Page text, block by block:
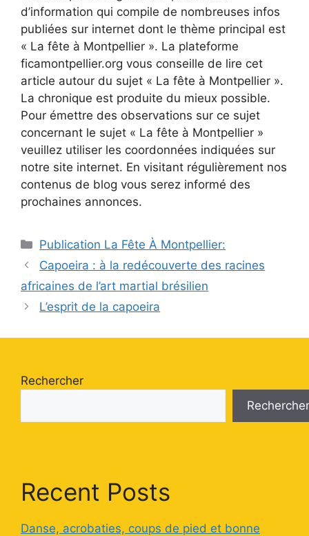
d’information qui compile de nombreuses infos
publiées sur internet dont le thème principal est
« La fête à Montpellier ». La plateforme
ficamontpellier.org vous conseille de lire cet
article autour du sujet « La fête à Montpellier ».
La chronique est produite du mieux possible.
Pour émettre des observations sur ce sujet
concernant le sujet « La fête à Montpellier »
veuillez utiliser les coordonnées indiquées sur
notre site internet. En visitant régulièrement nos
contenus de blog vous serez informé des
prochaines annonces.
Catégories
Publication La Fête À Montpellier:
Capoeira : à la redécouverte des racines
africaines de l’art martial brésilien
L’esprit de la capoeira
Rechercher
Rechercher
Recent Posts
Danse, acrobaties, coups de pied et bonne